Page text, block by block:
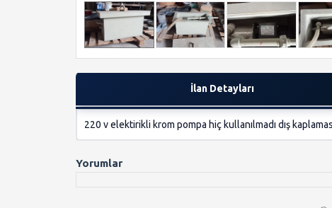
İlan Detayları
220 v elektirikli krom pompa hiç kullanılmadı dış
Yorumlar